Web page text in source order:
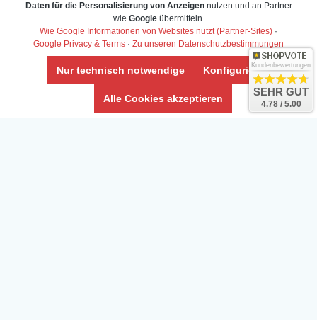
Daten­schutz­erklärung
Widerrufs­recht /Widerrufs­formular
AGB & Info
Impressum
Umwelt und Entsorgung
Vertrag widerrufen
Daten für die Personalisierung von Anzeigennutzen und an Partner
wie Googleübermitteln.
Wie Google Informationen von Websites nutzt (Partner-Sites) ·
Google Privacy & Terms · Zu unseren Datenschutzbestimmungen
Nur technisch notwendige Konfigurieren
Alle Cookies akzeptieren
Kundenbewertungen
SEHR GUT
4.78 / 5.00